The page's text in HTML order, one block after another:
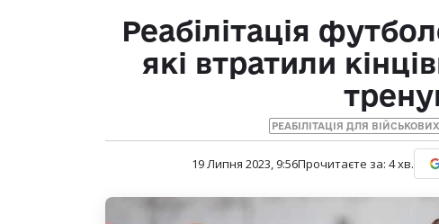
Реабілітація
які втратили
РЕАБІЛІТАЦІЯ ДЛЯ ВІЙСЬКОВИХ
19 Липня 2023, 9:56Прочитаєте за: 4хв.